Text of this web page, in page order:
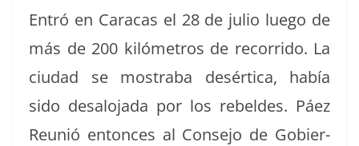
Entró en Cara­cas el 28 de julio luego de
más de 200 kilómet­ros de recor­ri­do. La
ciu­dad se mostra­ba desér­ti­ca, había
sido desa­lo­ja­da por los rebeldes. Páez
Reunió entonces al Con­se­jo de Gob­ier­